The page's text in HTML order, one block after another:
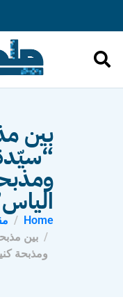
بين
Home
بين
ومذبحة